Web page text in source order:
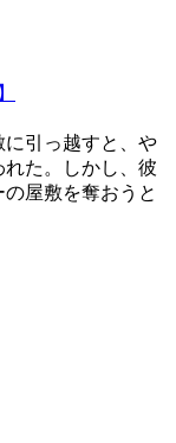
引っ越すと、や
た。しかし、彼
屋敷を奪おうと